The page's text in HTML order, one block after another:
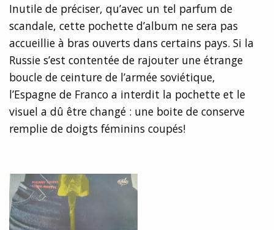
Inutile de préciser, qu’avec un tel parfum de
scandale, cette pochette d’album ne sera pas
accueillie à bras ouverts dans certains pays. Si la
Russie s’est contentée de rajouter une étrange
boucle de ceinture de l’armée soviétique,
l’Espagne de Franco a interdit la pochette et le
visuel a dû être changé : une boite de conserve
remplie de doigts féminins coupés!